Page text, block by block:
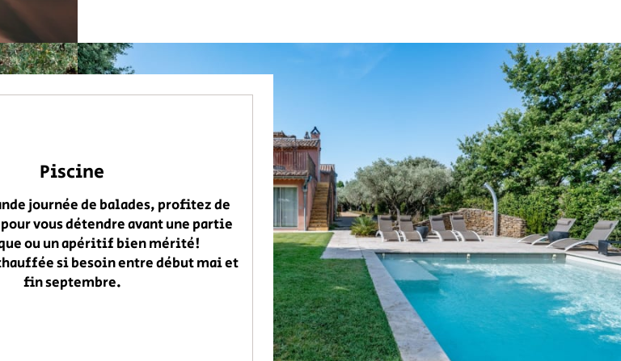
Piscine
journée de balades, profitez de
vous détendre avant une partie
ou un apéritif bien mérité!
si besoin entre début mai et
fin septembre.